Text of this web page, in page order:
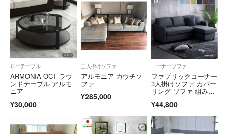
ローテーブル
ARMONIA OCT ラウ
ンドテーブル アルモ
ニア
¥30,000
三人掛けソファ
アルモニア カウチソ
ファ
¥285,000
コーナーソファ
ファブリックコーナー
3人掛けソファ カバー
リング ソファ 組み換
¥44,800